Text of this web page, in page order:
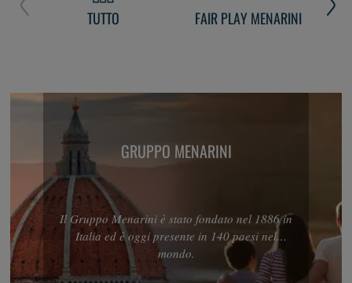
TUTTO FAIR PLAY MENARINI
GRUPPO MENARINI
Il Gruppo Menarini è stato fondato nel 1886 in
Italia ed è oggi presente in 140 paesi nel
mondo.